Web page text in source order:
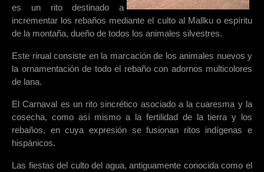
es un rito destinado a
incrementar los rebaños mediante el culto al Mallku o espíritu
de la montaña, dueño de todos los animales silvestres.
Este rirual consiste en la marcación de los animales nuevos y
la ornamentación de todo el rebaño con adornos multicolores
de lana.
El Carnaval es un rito sincrético asociado a la cuaresma y la
cosecha, como así mismo a la fertilidad de la tierra y los
rebaños, en cuya expresión se fusionan ritos indígenas e
hispánicos.
Las fiestas del culto del agua, antiguamente conocida como el